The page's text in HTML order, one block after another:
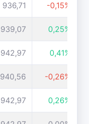
936,71 -0,15%
939,07 0,25%
942,97 0,41%
940,56 -0,26%
942,97 0,26%